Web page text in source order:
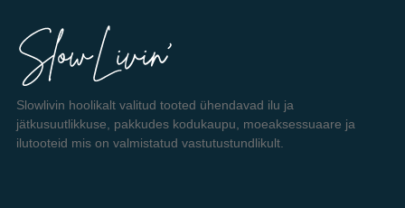
Slowlivin hoolikalt valitud tooted ühendavad ilu ja
jätkusuutlikkuse, pakkudes kodukaupu, moeaksessuaare ja
ilutooteid mis on valmistatud vastutustundlikult.